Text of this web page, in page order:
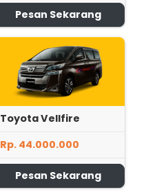
Pesan Sekarang
Toyota Vellfire
Rp. 44.000.000
Pesan Sekarang